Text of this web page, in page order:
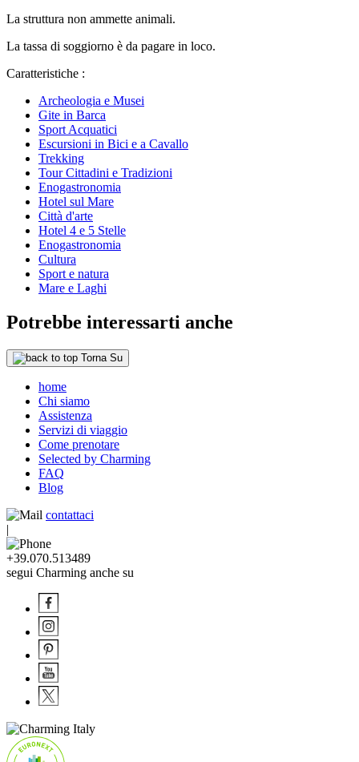
La struttura non ammette animali.
La tassa di soggiorno è da pagare in loco.
Caratteristiche :
Archeologia e Musei
Gite in Barca
Sport Acquatici
Escursioni in Bici e a Cavallo
Trekking
Tour Cittadini e Tradizioni
Enogastronomia
Hotel sul Mare
Città d'arte
Hotel 4 e 5 Stelle
Enogastronomia
Cultura
Sport e natura
Mare e Laghi
Potrebbe interessarti anche
Torna Su
home
Chi siamo
Assistenza
Servizi di viaggio
Come prenotare
Selected by Charming
FAQ
Blog
contattaci
|
+39.070.513489
segui Charming anche su